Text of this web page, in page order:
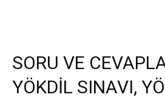
SORU VE
YÖKDİL SINAVI,